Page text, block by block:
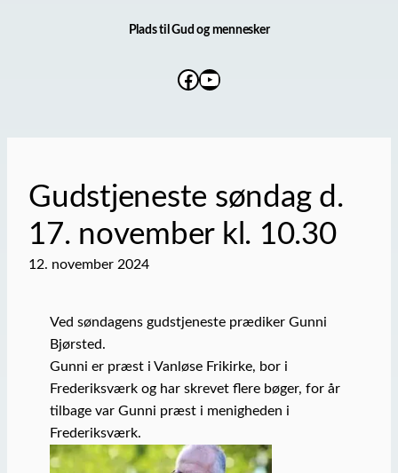
Plads til Gud og mennesker
Facebook
YouTube
Gudstjeneste søndag d.
17. november kl. 10.30
12. november 2024
Ved søndagens gudstjeneste prædiker Gunni
Bjørsted.
Gunni er præst i Vanløse Frikirke, bor i
Frederiksværk og har skrevet flere bøger, for år
tilbage var Gunni præst i menigheden i
Frederiksværk.